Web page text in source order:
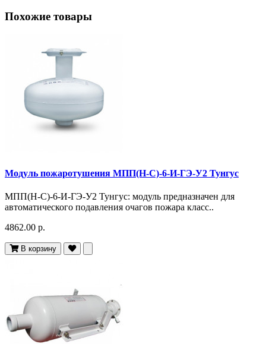
Похожие товары
Модуль пожаротушения МПП(Н-С)-6-И-ГЭ-У2 Тунгус
МПП(Н-С)-6-И-ГЭ-У2 Тунгус: модуль предназначен для
автоматического подавления очагов пожара класс..
4862.00 р.
В корзину